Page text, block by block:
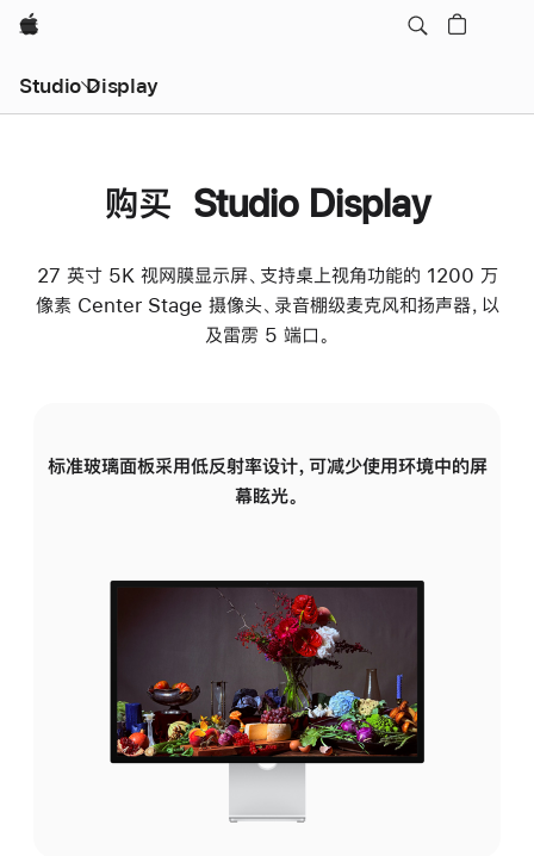
Apple
Studio Display
购买 Studio Display
27 英寸 5K 视网膜显示屏、支持桌上视角功能的 1200 万
像素 Center Stage 摄像头、录音棚级麦克风和扬声器，以
及雷雳 5 端口。
标准玻璃面板采用低反射率设计，可减少使用环境中的屏
幕眩光。